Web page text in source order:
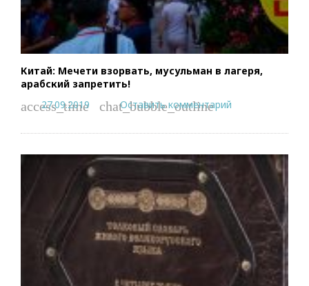
Китай: Мечети взорвать, мусульман в лагеря,
арабский запретить!
access_time
27.09.2019 chat_bubble_outline
Оставить комментарий